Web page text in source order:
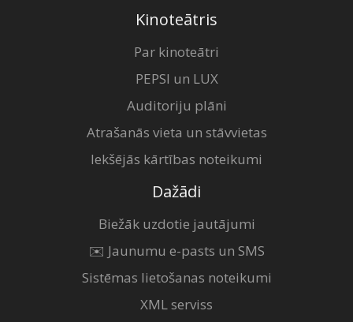
Kinoteātris
Par kinoteātri
PEPSI un LUX
Auditoriju plāni
Atrašanās vieta un stāvvietas
Iekšējās kārtības noteikumi
Dažādi
Biežāk uzdotie jautājumi
✉️ Jaunumu e-pasts un SMS
Sistēmas lietošanas noteikumi
XML serviss